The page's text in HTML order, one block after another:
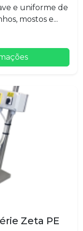
e uniforme de
mostos e...
Zeta PE